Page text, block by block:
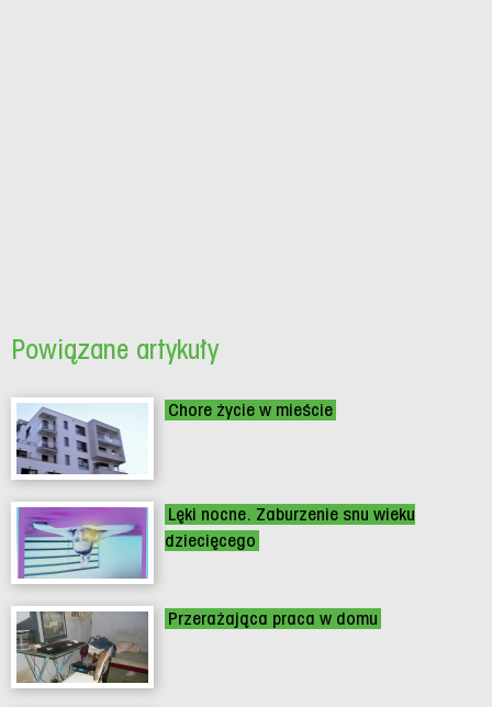
Powiązane artykuły
Chore życie w mieście
Lęki nocne. Zaburzenie snu wieku
dziecięcego
Przerażająca praca w domu